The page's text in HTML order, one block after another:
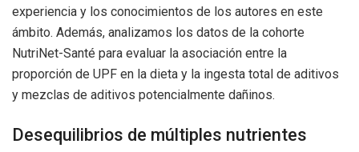
experiencia y los conocimientos de los autores en este
ámbito. Además, analizamos los datos de la cohorte
NutriNet-Santé para evaluar la asociación entre la
proporción de UPF en la dieta y la ingesta total de aditivos
y mezclas de aditivos potencialmente dañinos.
Desequilibrios de múltiples nutrientes